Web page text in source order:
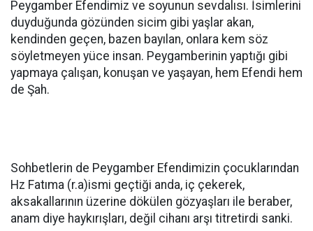
Peygamber Efendimiz ve soyunun sevdalısı. İsimlerini
duyduğunda gözünden sicim gibi yaşlar akan,
kendinden geçen, bazen bayılan, onlara kem söz
söyletmeyen yüce insan. Peygamberinin yaptığı gibi
yapmaya çalışan, konuşan ve yaşayan, hem Efendi hem
de Şah.
Sohbetlerin de Peygamber Efendimizin çocuklarından
Hz Fatıma (r.a)ismi geçtiği anda, iç çekerek,
aksakallarının üzerine dökülen gözyaşları ile beraber,
anam diye haykırışları, değil cihanı arşı titretirdi sanki.